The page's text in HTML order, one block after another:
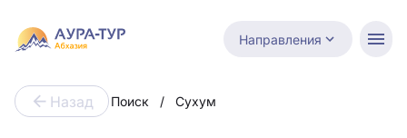
Направления
Назад Поиск / Сухум